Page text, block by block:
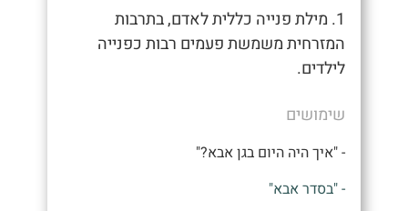
1. מילת פנייה כללית לאדם, בתרבות
המזרחית משמשת פעמים רבות כפנייה
לילדים.
שימושים
- "איך היה היום בגן אבא?"
- "בסדר אבא"